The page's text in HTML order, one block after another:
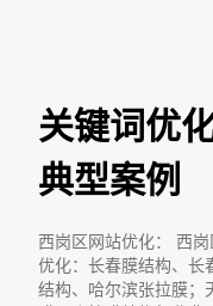
关键词优
典型案例
西岗区网站优化： 西
优化：长春膜结构、长
结构、哈尔滨张拉膜；